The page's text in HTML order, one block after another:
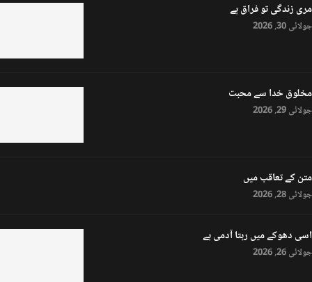
مری زندگی تو فراق ہے
جولائی 30, 2026
مخلوق خدا سے محبت
جولائی 29, 2026
متن کے تعاقب میں
جولائی 28, 2026
اسی دھوکے میں رہتا آدمی ہے
جولائی 26, 2026